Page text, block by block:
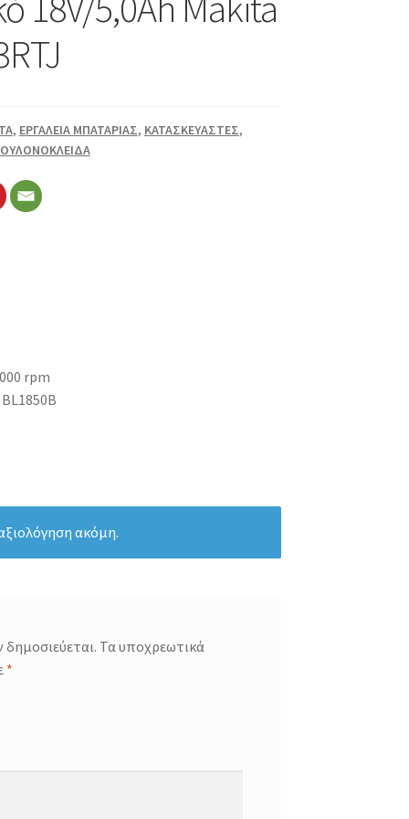
, ΕΡΓΑΛΕΙΑ ΜΠΑΤΑΡΙΑΣ, ΚΑΤΑΣΚΕΥΑΣΤΕΣ,
rpm
BL1850B
ακόμη.
δημοσιεύεται. Τα υποχρεωτικά
*